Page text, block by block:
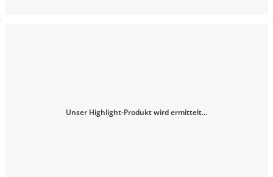
Unser Highlight-Produkt wird ermittelt...